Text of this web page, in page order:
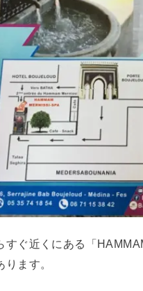
すぐ近くにある「
ます。